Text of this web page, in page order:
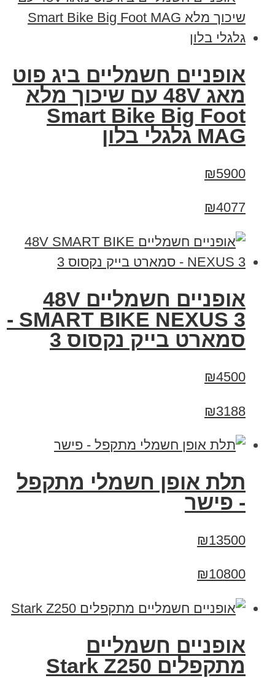
אופניים חשמליים ביג פוט
מאג 48V עם שיכוך מלא
Smart Bike Big Foot
MAG גלגלי בלון
₪5900
₪4077
אופניים חשמליים 48V
SMART BIKE NEXUS 3 -
סמארט בייק נקסוס 3
₪4500
₪3188
תלת אופן חשמלי מתקפל
- פישר
₪13500
₪10800
‏אופניים חשמליים
‏מתקפלים Stark Z250